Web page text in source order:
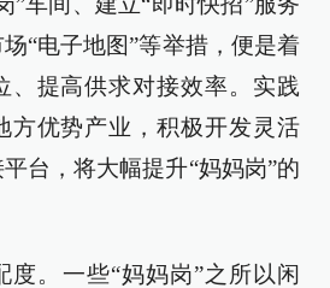
“电子地图”等举措，便是着
、提高供求对接效率。实践
方优势产业，积极开发灵活
台，将大幅提升“妈妈岗”的
度。一些“妈妈岗”之所以闲